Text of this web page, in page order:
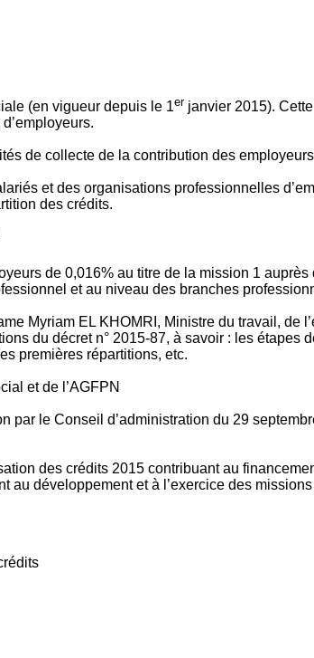
(en vigueur depuis le 1er janvier 2015).
de collecte de la contribution des
et des organisations professionnelles
des crédits.
de 0,016% au titre de la mission 1
et au niveau des branches
Myriam EL KHOMRI, Ministre du travail, de
du décret n° 2015-87, à savoir : les étapes
premières répartitions, etc.
et de l’AGFPN
le Conseil d’administration du 29
des crédits 2015 contribuant au
développement et à l’exercice des missions